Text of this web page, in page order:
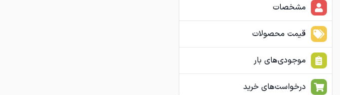
مشخصات
قیمت محصولات
موجودی‌های بار
درخواست‌های خرید